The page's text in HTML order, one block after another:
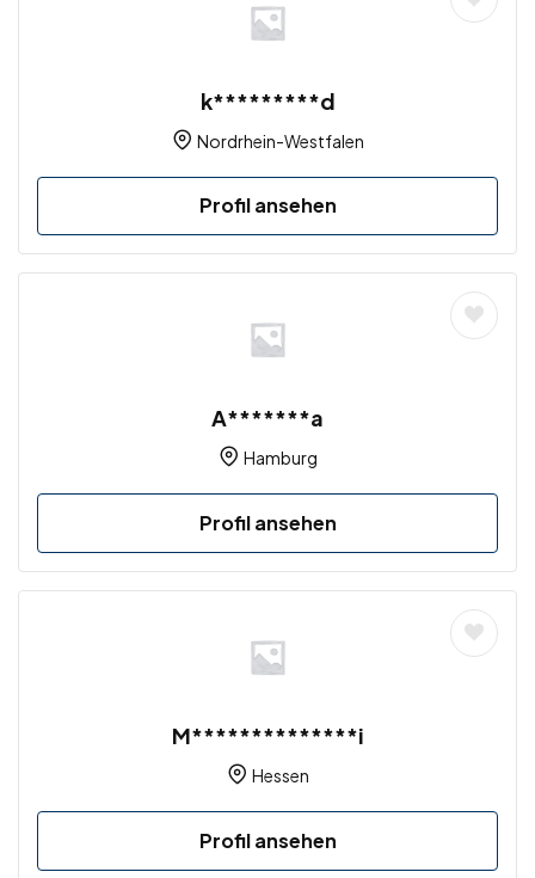
k*********d
Nordrhein-Westfalen
Profil ansehen
A*******a
Hamburg
Profil ansehen
M**************i
Hessen
Profil ansehen